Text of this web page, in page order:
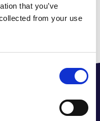
that you’ve
from your use
en logistique